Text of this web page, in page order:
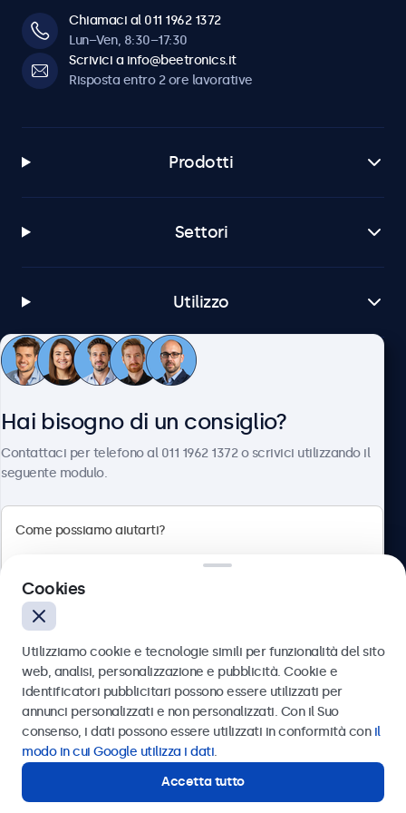
Software e compatibilità
Windows
Windows 8, 10, 11
Windows Embedded
Tahoe, Sequoia, Sonoma
Linux
Tutte le versioni di BrightsignOS
Samsung DeX
Tutte le versioni di Samsung DeX
Connettività
HDMI
1x
DisplayPort
1x
1x
USB-C
USB-A
Tramite l'adattatore da USB-C a USB-A si attiva la
funzionalità touch. Inoltre deve essere combinato con HDMI,
DisplayPort o VGA per video e audio.
Ingresso Aux (3,5mm)
Chiamaci al 011 1962 1372
Lun–Ven, 8:30–17:30
Scrivici a info@beetronics.it
Risposta entro 2 ore lavorative
Prodotti
Settori
Utilizzo
Servizio Clienti
Italiano
Hai bisogno di un consiglio?
Contattaci per telefono al 011 1962 1372 o scrivici utilizzando il
seguente modulo.
Inviare
Oppure chiamaci al
Hai bisogno di un consiglio?
Contatta i nostri esperti.
Cookies
Utilizziamo cookie e tecnologie simili per funzionalità del sito
web, analisi, personalizzazione e pubblicità. Cookie e
identificatori pubblicitari possono essere utilizzati per
annunci personalizzati e non personalizzati. Con il Suo
consenso, i dati possono essere utilizzati in conformità con il
modo in cui Google utilizza i dati.
Accetta tutto